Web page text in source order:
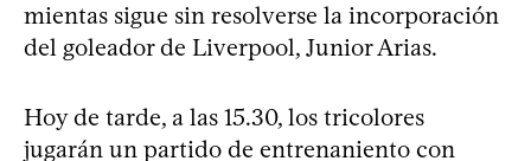
mientas sigue sin resolverse la incorporación
del goleador de Liverpool, Junior Arias.
Hoy de tarde, a las 15.30, los tricolores
jugarán un partido de entrenaniento con